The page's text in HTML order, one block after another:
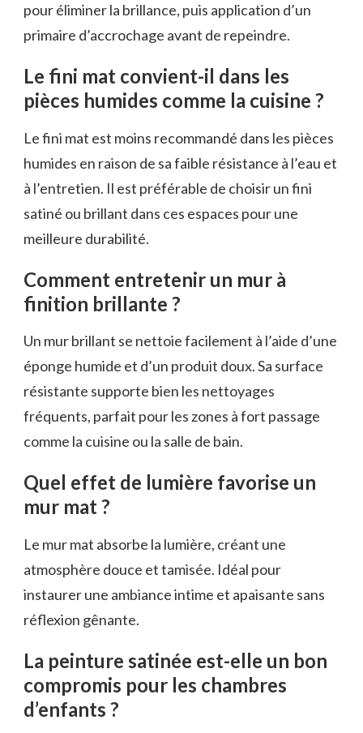
pour éliminer la brillance, puis application d’un
primaire d’accrochage avant de repeindre.
Le fini mat convient-il dans les
pièces humides comme la cuisine ?
Le fini mat est moins recommandé dans les pièces
humides en raison de sa faible résistance à l’eau et
à l’entretien. Il est préférable de choisir un fini
satiné ou brillant dans ces espaces pour une
meilleure durabilité.
Comment entretenir un mur à
finition brillante ?
Un mur brillant se nettoie facilement à l’aide d’une
éponge humide et d’un produit doux. Sa surface
résistante supporte bien les nettoyages
fréquents, parfait pour les zones à fort passage
comme la cuisine ou la salle de bain.
Quel effet de lumière favorise un
mur mat ?
Le mur mat absorbe la lumière, créant une
atmosphère douce et tamisée. Idéal pour
instaurer une ambiance intime et apaisante sans
réflexion gênante.
La peinture satinée est-elle un bon
compromis pour les chambres
d’enfants ?